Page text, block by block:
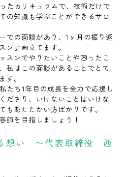
たカリキュラムで、技術だけで
の知識も学ぶことができるサロ
での面談があり、1ヶ月の振り返
ン計画立てます。
スンでやりたいことや困ったこ
私はこの面談があることでとて
す。
たち1年目の成長を全力で応援し
ださり、いけないことはいけな
もあたたかい方ばかりです。
師を目指しましょう！
想い 〜代表取締役 西